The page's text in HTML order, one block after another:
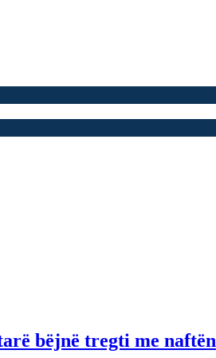
bëjnë tregti me naftën